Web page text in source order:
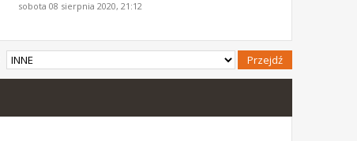
sobota 08 sierpnia 2020, 21:12